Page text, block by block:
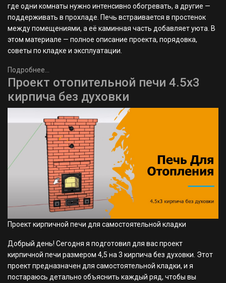
где одни комнаты нужно интенсивно обогревать, а другие —
поддерживать в прохладе. Печь встраивается в простенок
между помещениями, а её каминная часть добавляет уюта. В
этом материале — полное описание проекта, порядовка,
советы по кладке и эксплуатации.
Подробнее...
Проект отопительной печи 4.5х3
кирпича без духовки
Проект кирпичной печи для самостоятельной кладки
Добрый день! Сегодня я подготовил для вас проект
кирпичной печи размером 4,5 на 3 кирпича без духовки. Этот
проект предназначен для самостоятельной кладки, и я
постараюсь детально объяснить каждый ряд, чтобы вы